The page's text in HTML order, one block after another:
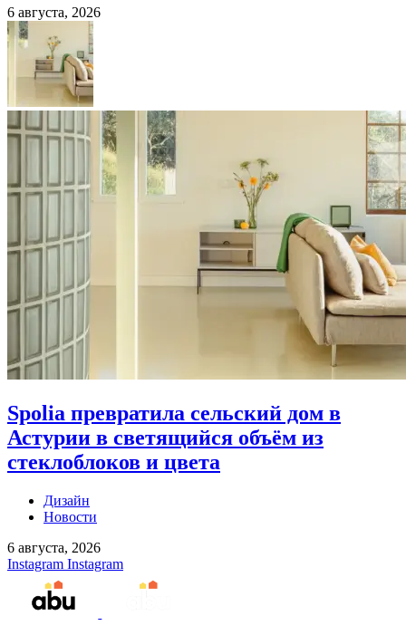
6 августа, 2026
Spolia превратила сельский дом в
Астурии в светящийся объём из
стеклоблоков и цвета
Дизайн
Новости
6 августа, 2026
Instagram Instagram